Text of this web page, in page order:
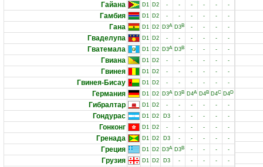
Гайана D1 D2 - - - - - -
Гамбия D1 D2 - - - - - -
Гана D1 D2 D3A D3B - - - -
Гваделупа D1 D2 - - - - - -
Гватемала D1 D2 D3A D3B - - - -
Гвиана D1 D2 - - - - - -
Гвинея D1 D2 - - - - - -
Гвинея-Бисау D1 D2 - - - - - -
Германия D1 D2 D3A D3B D4A D4B D4C D4D
Гибралтар D1 D2 - - - - - -
Гондурас D1 D2 D3 - - - - -
Гонконг D1 D2 - - - - - -
Гренада D1 D2 D3 - - - - -
Греция D1 D2 D3A D3B - - - -
Грузия D1 D2 D3 - - - - -